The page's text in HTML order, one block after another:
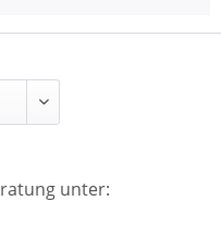
unter: